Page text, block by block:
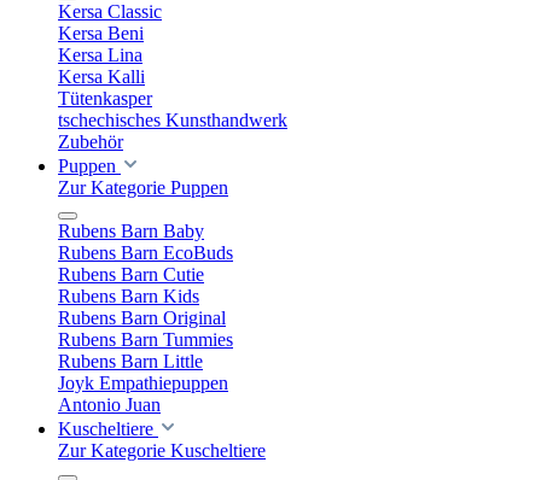
Kersa Classic
Kersa Beni
Kersa Lina
Kersa Kalli
Tütenkasper
tschechisches Kunsthandwerk
Zubehör
Puppen
Zur Kategorie Puppen
Rubens Barn Baby
Rubens Barn EcoBuds
Rubens Barn Cutie
Rubens Barn Kids
Rubens Barn Original
Rubens Barn Tummies
Rubens Barn Little
Joyk Empathiepuppen
Antonio Juan
Kuscheltiere
Zur Kategorie Kuscheltiere